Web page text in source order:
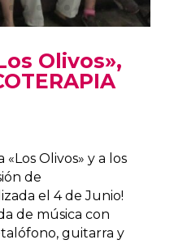
Olivos»,
«Los Olivos» y a los
de
el 4 de Junio!
de música con
guitarra y